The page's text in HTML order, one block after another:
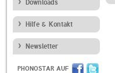
Downloads
Hilfe & Kontakt
Newsletter
PHONOSTAR AUF